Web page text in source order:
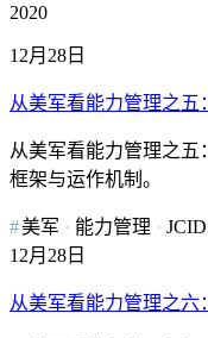
2020
12月28日
从美军看能力管理之五
从美军看能力管理之五
框架与运作机制。
美军 能力管理
12月28日
从美军看能力管理之六